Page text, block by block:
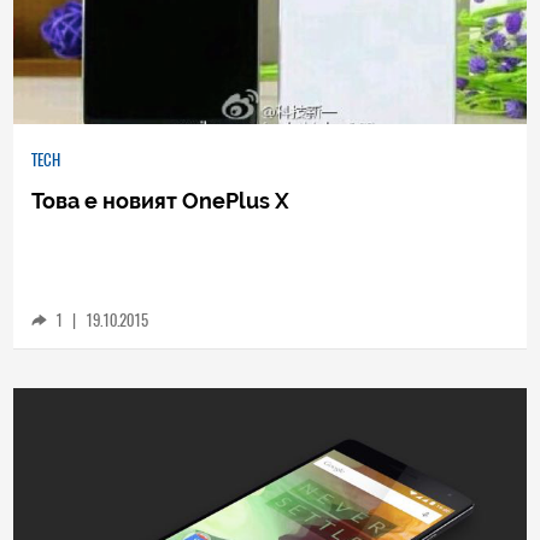
TECH
Това е новият OnePlus X
1 | 19.10.2015